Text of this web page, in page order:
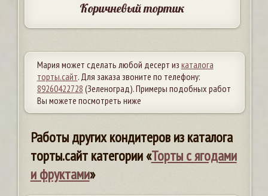
Коричневый тортик
Мария может сделать любой десерт из каталога
торты.сайт. Для заказа звоните по телефону:
89260422728 (Зеленоград). Примеры подобных работ
Вы можете посмотреть ниже
Работы других кондитеров из каталога
торты.сайт категории «Торты с ягодами
и фруктами»